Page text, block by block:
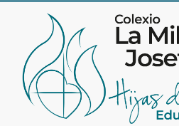
contenido